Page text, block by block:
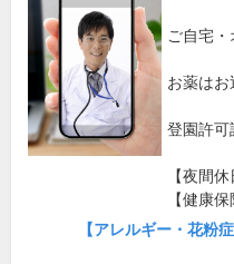
ご自宅
お薬はお
登園許可
【夜間
【健康保
【アレルギー・花粉